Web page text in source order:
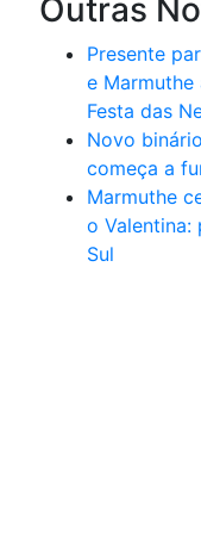
Outras
Presente
e Marmuthe
Festa das
Novo
começa a
Marmuthe
o Valentina:
Sul